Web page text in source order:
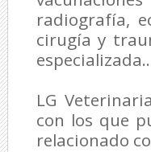
radiografía,
cirugía y
LG Veterinaria
con los que
relacionado